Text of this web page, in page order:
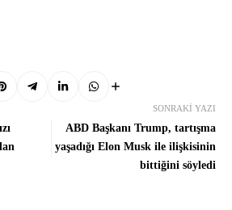
SONRAKI YAZI
ABD Başkanı Trump, tartışma
yaşadığı Elon Musk ile ilişkisinin
bittiğini söyledi